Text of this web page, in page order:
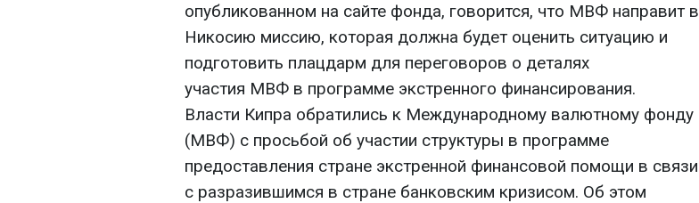
опубликованном на сайте фонда, говорится, что МВФ направит в
Никосию миссию, которая должна будет оценить ситуацию и
подготовить плацдарм для переговоров о деталях
участия МВФ в программе экстренного финансирования.
Власти Кипра обратились к Международному валютному фонду
(МВФ) с просьбой об участии структуры в программе
предоставления стране экстренной финансовой помощи в связи
с разразившимся в стране банковским кризисом. Об этом